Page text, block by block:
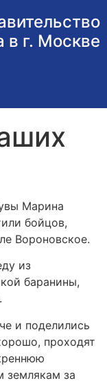
в г. Москве
Марина
бойцов,
Вороновское.
из
баранины,
и поделились
проходят
землякам за